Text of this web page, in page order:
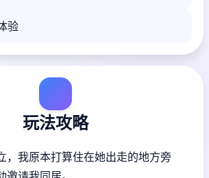
验
玩法攻略
，我原本打算住在她出走的地方旁